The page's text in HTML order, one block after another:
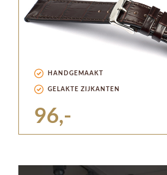
HANDGEMAAKT
GELAKTE ZIJKANTEN
96,-